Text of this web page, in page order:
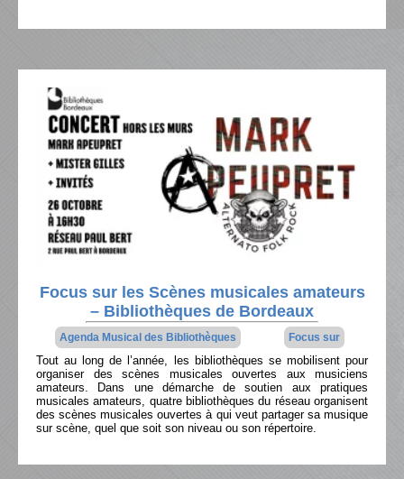
Focus sur les Scènes musicales amateurs
– Bibliothèques de Bordeaux
Agenda Musical des Bibliothèques Focus sur
Tout au long de l’année, les bibliothèques se mobilisent pour
organiser des scènes musicales ouvertes aux musiciens
amateurs. Dans une démarche de soutien aux pratiques
musicales amateurs, quatre bibliothèques du réseau organisent
des scènes musicales ouvertes à qui veut partager sa musique
sur scène, quel que soit son niveau ou son répertoire.